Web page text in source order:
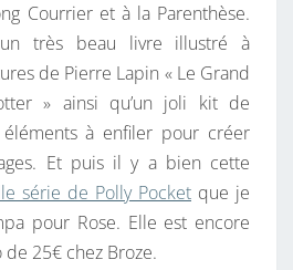
Courrier et à la Parenthèse.
très beau livre illustré à
de Pierre Lapin « Le Grand
» ainsi qu’un joli kit de
à enfiler pour créer
Et puis il y a bien cette
série de Polly Pocket que je
pour Rose. Elle est encore
25€ chez Broze.